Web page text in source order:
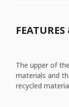
The upper of
materials and
recycled